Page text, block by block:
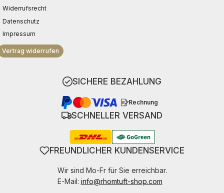
Widerrufsrecht
Datenschutz
Impressum
Vertrag widerrufen
SICHERE BEZAHLUNG
Rechnung
SCHNELLER VERSAND
FREUNDLICHER KUNDENSERVICE
Wir sind Mo-Fr für Sie erreichbar.
E-Mail: info@rhomtuft-shop.com